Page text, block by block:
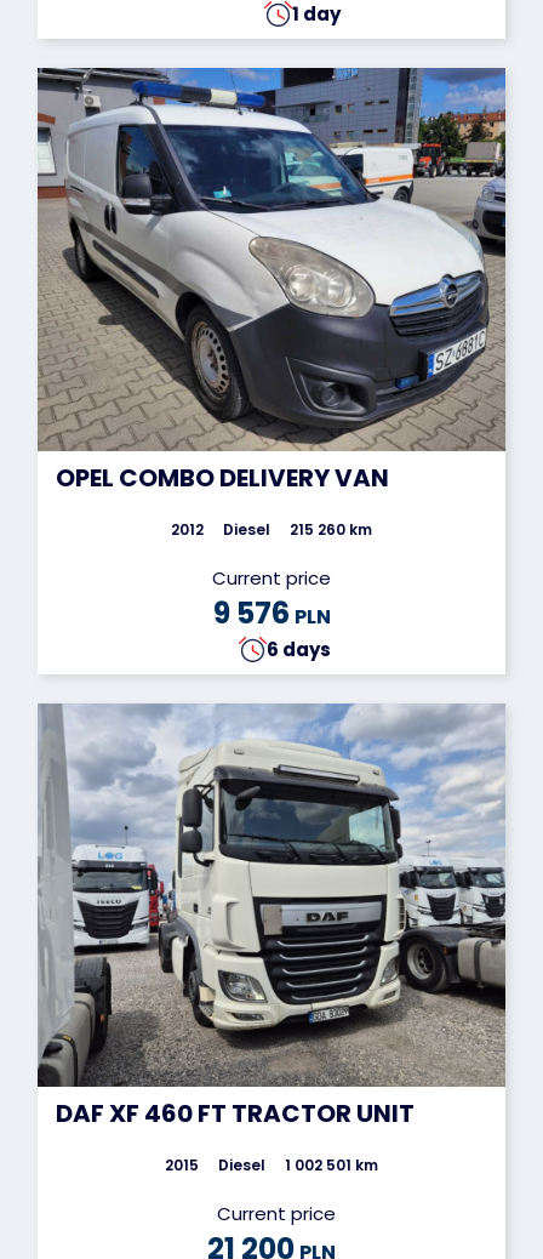
1 day
OPEL COMBO DELIVERY VAN
2012 Diesel 215 260 km
Current price
9 576 PLN
6 days
DAF XF 460 FT TRACTOR UNIT
2015 Diesel 1 002 501 km
Current price
21 200 PLN